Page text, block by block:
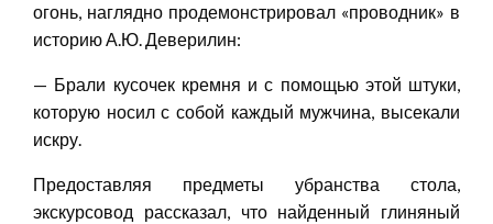
огонь, наглядно продемонстрировал «проводник» в
историю А.Ю. Деверилин:
— Брали кусочек кремня и с помощью этой штуки,
которую носил с собой каждый мужчина, высекали
искру.
Предоставляя предметы убранства стола,
экскурсовод рассказал, что найденный глиняный